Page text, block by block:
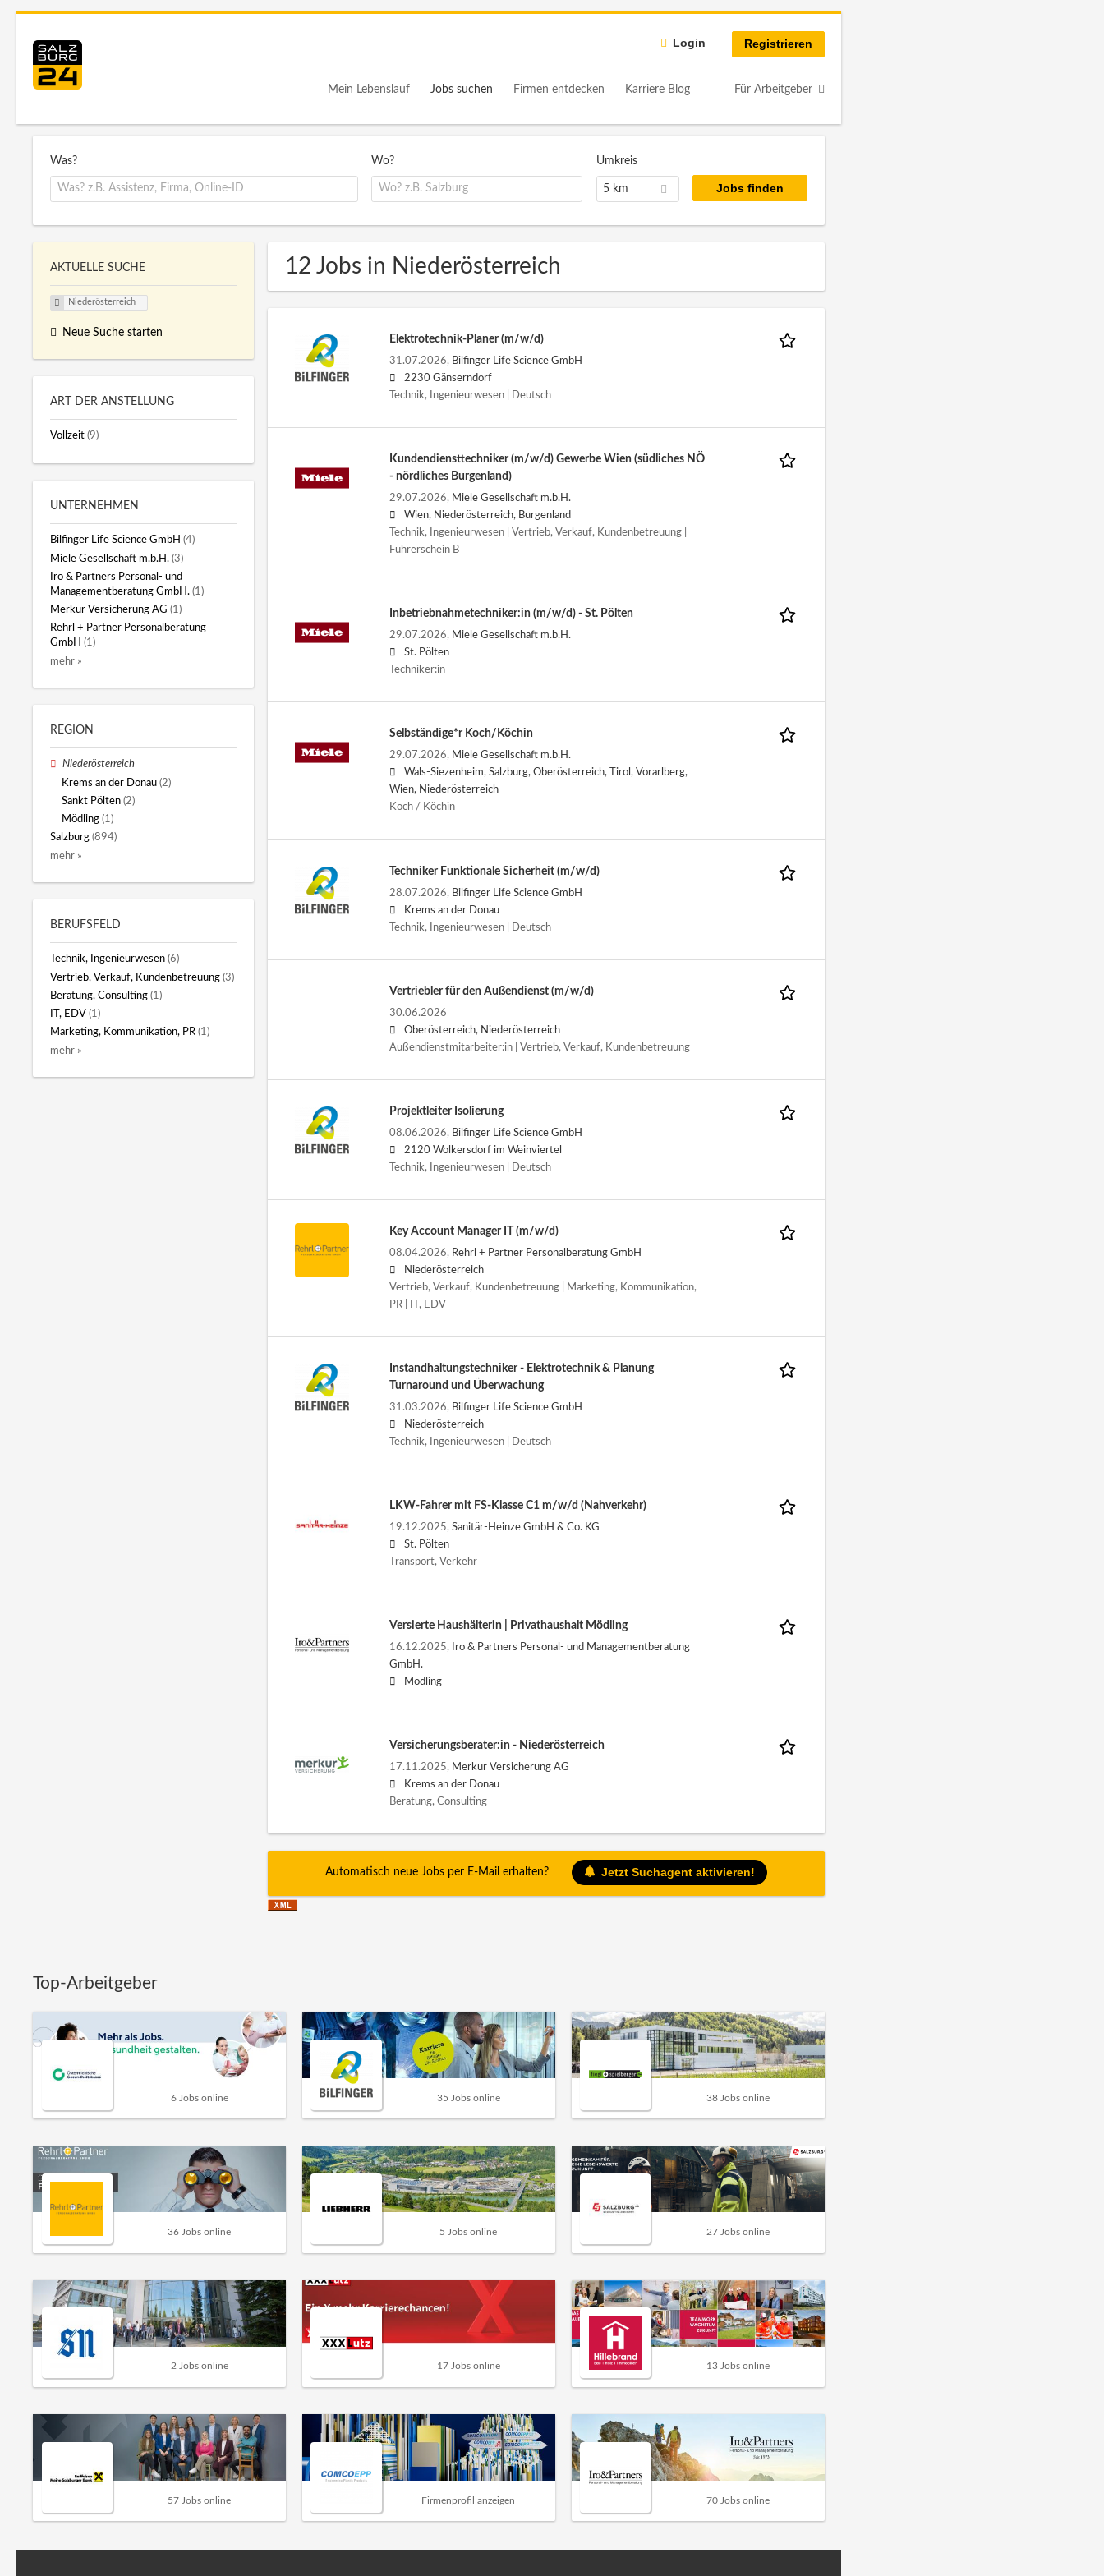
Login Registrieren
Mein Lebenslauf Jobs suchen Firmen entdecken Karriere Blog Für Arbeitgeber
Was? Wo? Umkreis
5 km
12 Jobs in Niederösterreich
Elektrotechnik-Planer (m/w/d)
31.07.2026, Bilfinger Life Science GmbH
2230 Gänserndorf
Technik, Ingenieurwesen | Deutsch
Kundendiensttechniker (m/w/d) Gewerbe Wien (südliches NÖ
- nördliches Burgenland)
29.07.2026, Miele Gesellschaft m.b.H.
Wien, Niederösterreich, Burgenland
Technik, Ingenieurwesen | Vertrieb, Verkauf, Kundenbetreuung |
Führerschein B
Inbetriebnahmetechniker:in (m/w/d) - St. Pölten
29.07.2026, Miele Gesellschaft m.b.H.
St. Pölten
Techniker:in
Selbständige*r Koch/Köchin
29.07.2026, Miele Gesellschaft m.b.H.
Wals-Siezenheim, Salzburg, Oberösterreich, Tirol, Vorarlberg,
Wien, Niederösterreich
Koch / Köchin
Techniker Funktionale Sicherheit (m/w/d)
28.07.2026, Bilfinger Life Science GmbH
Krems an der Donau
Technik, Ingenieurwesen | Deutsch
Vertriebler für den Außendienst (m/w/d)
30.06.2026
Oberösterreich, Niederösterreich
Außendienstmitarbeiter:in | Vertrieb, Verkauf, Kundenbetreuung
Projektleiter Isolierung
08.06.2026, Bilfinger Life Science GmbH
2120 Wolkersdorf im Weinviertel
Technik, Ingenieurwesen | Deutsch
Key Account Manager IT (m/w/d)
08.04.2026, Rehrl + Partner Personalberatung GmbH
Niederösterreich
Vertrieb, Verkauf, Kundenbetreuung | Marketing, Kommunikation,
PR | IT, EDV
Instandhaltungstechniker - Elektrotechnik & Planung
Turnaround und Überwachung
31.03.2026, Bilfinger Life Science GmbH
Niederösterreich
Technik, Ingenieurwesen | Deutsch
LKW-Fahrer mit FS-Klasse C1 m/w/d (Nahverkehr)
19.12.2025, Sanitär-Heinze GmbH & Co. KG
St. Pölten
Transport, Verkehr
Versierte Haushälterin | Privathaushalt Mödling
16.12.2025,
Iro & Partners Personal- und Managementberatung
GmbH.
Mödling
Versicherungsberater:in - Niederösterreich
17.11.2025, Merkur Versicherung AG
Krems an der Donau
Beratung, Consulting
Automatisch neue Jobs per E-Mail erhalten? Jetzt Suchagent aktivieren!
AKTUELLE SUCHE
Niederösterreich
Neue Suche starten
ART DER ANSTELLUNG
Vollzeit (9)
UNTERNEHMEN
Bilfinger Life Science GmbH (4)
Miele Gesellschaft m.b.H. (3)
Iro & Partners Personal- und
Managementberatung GmbH. (1)
Merkur Versicherung AG (1)
Rehrl + Partner Personalberatung
GmbH (1)
mehr »
REGION
Niederösterreich
Krems an der Donau (2)
Sankt Pölten (2)
Mödling (1)
Salzburg (894)
mehr »
BERUFSFELD
Technik, Ingenieurwesen (6)
Vertrieb, Verkauf, Kundenbetreuung (3)
Beratung, Consulting (1)
IT, EDV (1)
Marketing, Kommunikation, PR (1)
mehr »
Top-Arbeitgeber
6 Jobs online 35 Jobs online 38 Jobs online
36 Jobs online 5 Jobs online 27 Jobs online
2 Jobs online 17 Jobs online 13 Jobs online
57 Jobs online Firmenprofil anzeigen 70 Jobs online